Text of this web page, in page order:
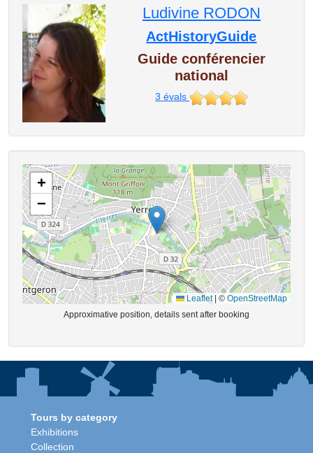
Ludivine RODON
ActHistoryGuide
Guide conférencier
national
3 évals
+
−
Leaflet © OpenStreetMap
Approximative position, details sent after booking
Tours by category
Exhibitions
Collection